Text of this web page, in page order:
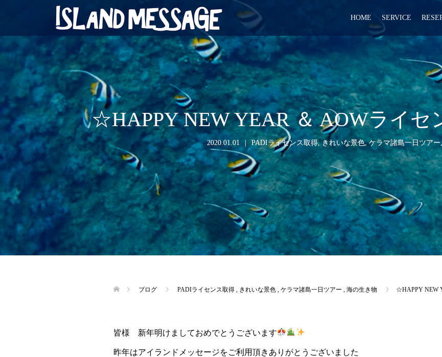
HOME SERVICE
☆HAPPY NEW YEAR ＆ AOWライ
2020.01.01 PADIライセンス取得,きれいな景色,ケラマ諸島一日ツアー,
ブログ PADIライセンス取得 きれいな景色 ケラマ諸島一日ツアー 海の生き物 ☆HAPPY NEW
皆様 新年明けましておめでとうございます
昨年はアイランドメッセージをご利用頂きありがとうございました